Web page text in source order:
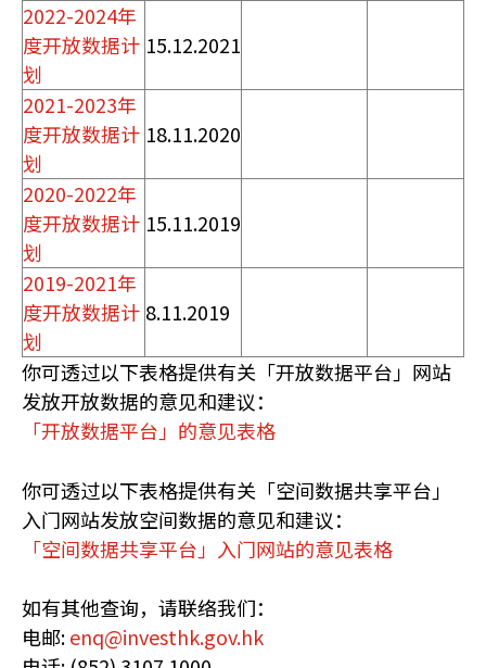
2022-2024年
度开放数据计
划
15.12.2021
2021-2023年
度开放数据计
划
18.11.2020
2020-2022年
度开放数据计
划
15.11.2019
2019-2021年
度开放数据计
划
8.11.2019
你可透过以下表格提供有关「开放数据平台」网站
发放开放数据的意见和建议：
「开放数据平台」的意见表格
你可透过以下表格提供有关「空间数据共享平台」
入门网站发放空间数据的意见和建议：
「空间数据共享平台」入门网站的意见表格
如有其他查询，请联络我们：
电邮:enq@investhk.gov.hk